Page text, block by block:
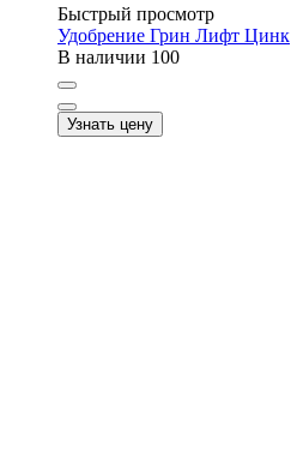
Быстрый просмотр
Удобрение Грин Лифт Цинк
В наличии 100
Узнать цену